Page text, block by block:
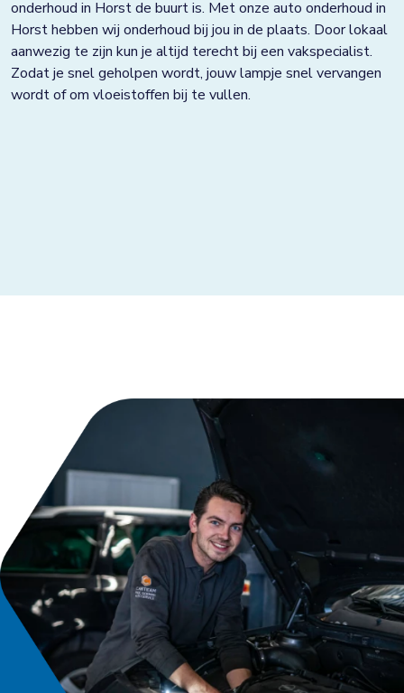
Horst
Houten
Huissen
Nieuwleusen
Nieuwstadt
Noardburgum
Odijk
Odoorn
Oldenzaal
Ophemert
onderhoud in Horst de buurt is. Met onze auto onderhoud in
Horst hebben wij onderhoud bij jou in de plaats. Door lokaal
aanwezig te zijn kun je altijd terecht bij een vakspecialist.
Zodat je snel geholpen wordt, jouw lampje snel vervangen
wordt of om vloeistoffen bij te vullen.